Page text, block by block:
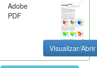
Adobe
PDF
Visualizar/Abrir